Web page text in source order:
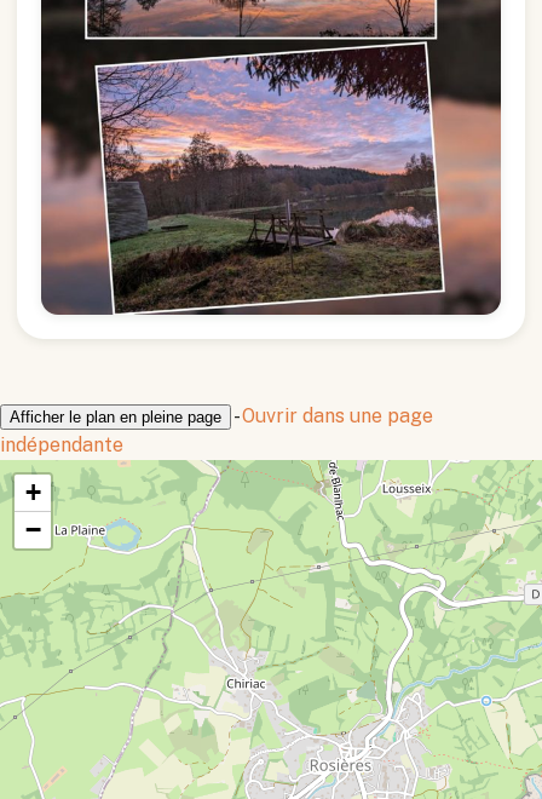
Afficher le plan en pleine page -Ouvrir dans une page
indépendante